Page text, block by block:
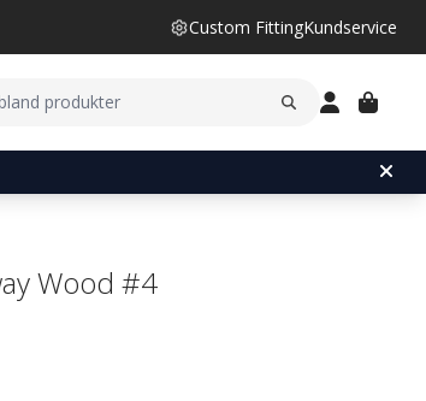
Custom FittingKundservice
Wood #4